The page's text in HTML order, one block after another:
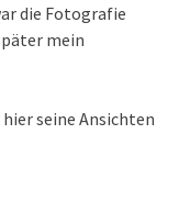
die Fotografie
mein
seine Ansichten